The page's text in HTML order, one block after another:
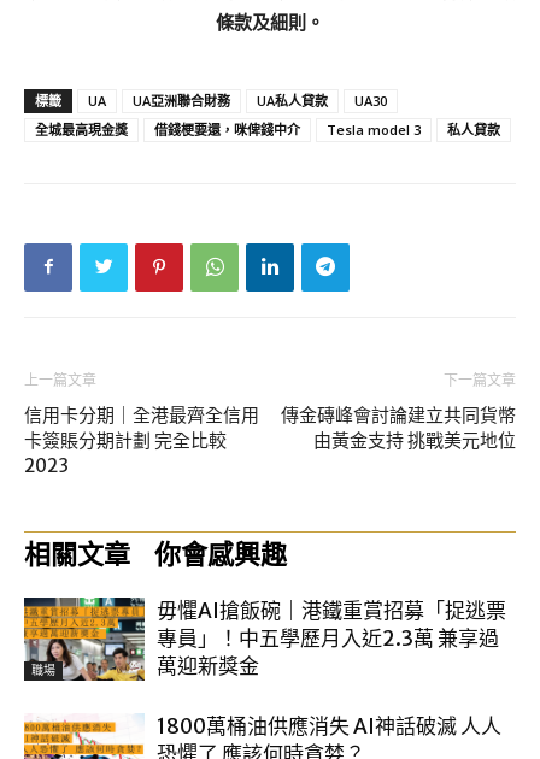
條款及細則。
標籤 UA UA亞洲聯合財務 UA私人貸款
UA30
全城最高現金獎
借錢梗要還，咪俾錢中介 Tesla model 3 私人貸款
上一篇文章
信用卡分期｜全港最齊全信用
卡簽賬分期計劃 完全比較
2023
下一篇文章
傳金磚峰會討論建立共同貨幣
由黃金支持 挑戰美元地位
相關文章 你會感興趣
職場
毋懼AI搶飯碗｜港鐵重賞招募「捉逃票
專員」！中五學歷月入近2.3萬 兼享過
萬迎新獎金
1800萬桶油供應消失 AI神話破滅 人人